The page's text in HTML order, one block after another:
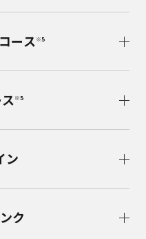
ース※5
※5
ン
ク